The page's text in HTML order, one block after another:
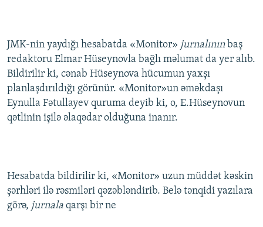
JMK-nin yaydığı hesabatda «Monitor» jurnalınınbaş
redaktoru Elmar Hüseynovla bağlı məlumat da yer alıb.
Bildirilir ki, cənab Hüseynova hücumun yaxşı
planlaşdırıldığı görünür. «Monitor»un əməkdaşı
Eynulla Fətullayev quruma deyib ki, o, E.Hüseynovun
qətlinin işilə əlaqədar olduğuna inanır.
Hesabatda bildirilir ki, «Monitor» uzun müddət kəskin
şərhləri ilə rəsmiləri qəzəbləndirib. Belə tənqidi yazılara
görə, jurnala qarşı bir ne